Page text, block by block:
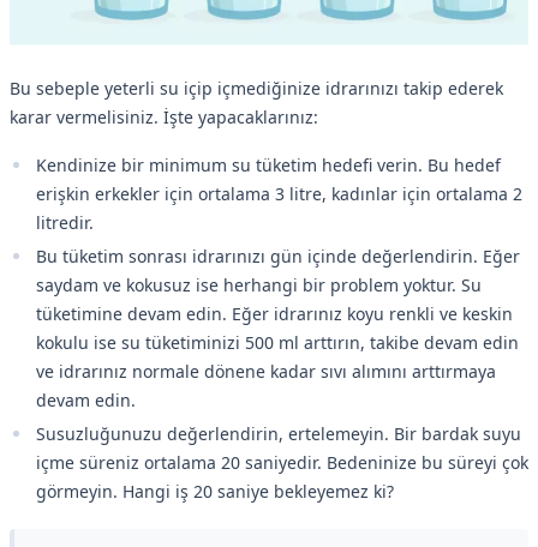
Bu sebeple yeterli su içip içmediğinize idrarınızı takip ederek
karar vermelisiniz. İşte yapacaklarınız:
Kendinize bir minimum su tüketim hedefi verin. Bu hedef
erişkin erkekler için ortalama 3 litre, kadınlar için ortalama 2
litredir.
Bu tüketim sonrası idrarınızı gün içinde değerlendirin. Eğer
saydam ve kokusuz ise herhangi bir problem yoktur. Su
tüketimine devam edin. Eğer idrarınız koyu renkli ve keskin
kokulu ise su tüketiminizi 500 ml arttırın, takibe devam edin
ve idrarınız normale dönene kadar sıvı alımını arttırmaya
devam edin.
Susuzluğunuzu değerlendirin, ertelemeyin. Bir bardak suyu
içme süreniz ortalama 20 saniyedir. Bedeninize bu süreyi çok
görmeyin. Hangi iş 20 saniye bekleyemez ki?